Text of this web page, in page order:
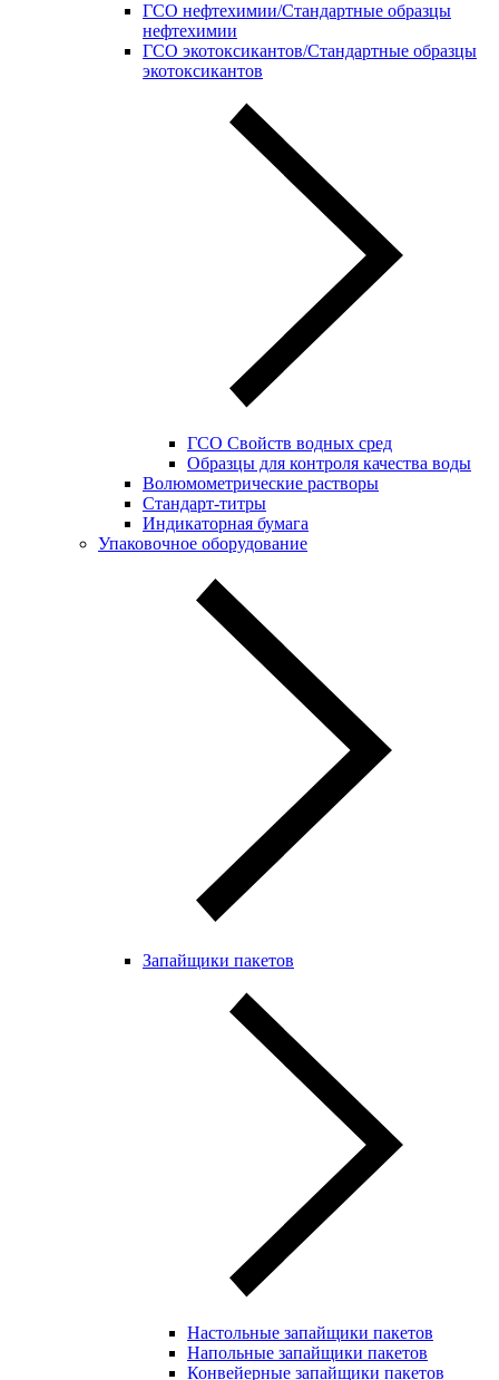
ГСО нефтехимии/Стандартные образцы
нефтехимии
ГСО экотоксикантов/Стандартные образцы
экотоксикантов
ГСО Свойств водных сред
Образцы для контроля качества воды
Волюмометрические растворы
Стандарт-титры
Индикаторная бумага
Упаковочное оборудование
Запайщики пакетов
Настольные запайщики пакетов
Напольные запайщики пакетов
Конвейерные запайщики пакетов